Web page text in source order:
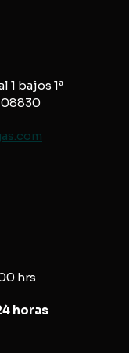
1 bajos 1ª
08830
hrs
horas